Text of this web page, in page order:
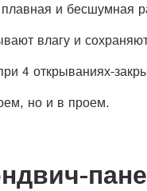
и бесшумная
влагу и
4 открываниях-
но и в проем.